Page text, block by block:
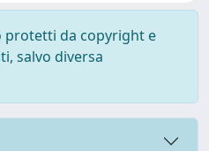
protetti da copyright e
salvo diversa